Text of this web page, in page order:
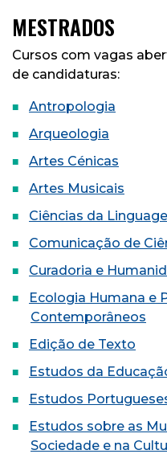
MESTRADOS
Cursos com vagas
de candidaturas:
Antropologia
Arqueologia
Artes Cénicas
Artes Musicais
Ciências da
Comunicação de
Curadoria e
Ecologia Humana e
Contemporâneos
Edição de Texto
Estudos da
Estudos
Estudos sobre as
Sociedade e na